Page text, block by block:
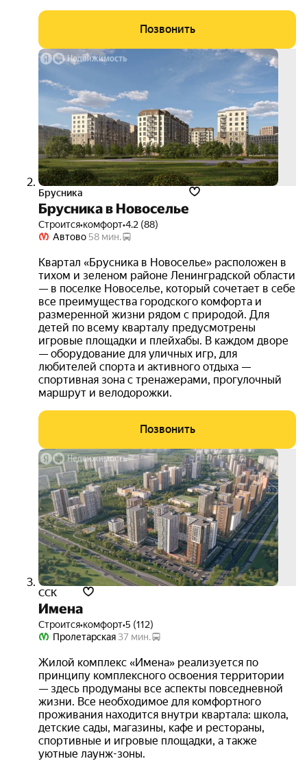
Позвонить
Брусника
Брусника в Новоселье
Строится•комфорт•4.2 (88)
Автово58 мин.
Квартал «Брусника в Новоселье» расположен в
тихом и зеленом районе Ленинградской области
— в поселке Новоселье, который сочетает в себе
все преимущества городского комфорта и
размеренной жизни рядом с природой. Для
детей по всему кварталу предусмотрены
игровые площадки и плейхабы. В каждом дворе
— оборудование для уличных игр, для
любителей спорта и активного отдыха —
спортивная зона с тренажерами, прогулочный
маршрут и велодорожки.
Позвонить
ССК
Имена
Строится•комфорт•5 (112)
Пролетарская37 мин.
Жилой комплекс «Имена» реализуется по
принципу комплексного освоения территории
— здесь продуманы все аспекты повседневной
жизни. Все необходимое для комфортного
проживания находится внутри квартала: школа,
детские сады, магазины, кафе и рестораны,
спортивные и игровые площадки, а также
уютные лаунж-зоны.